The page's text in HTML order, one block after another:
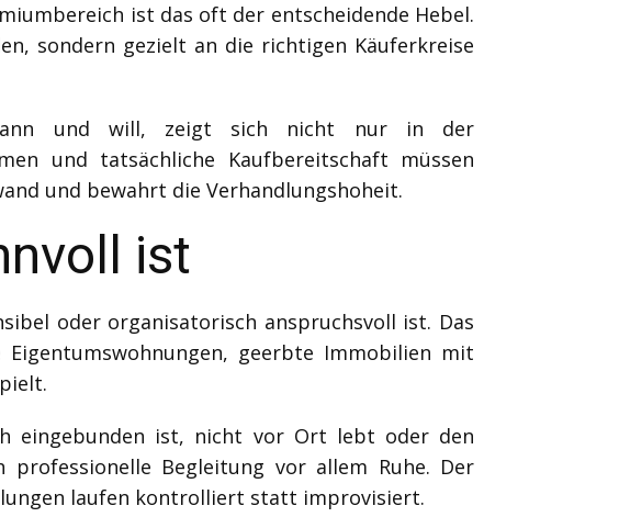
ist das oft der entscheidende Hebel.
sondern gezielt an die richtigen Käuferkreise
kann und will, zeigt sich nicht nur in der
und tatsächliche Kaufbereitschaft müssen
und bewahrt die Verhandlungshoheit.
ist
oder organisatorisch anspruchsvoll ist. Das
geerbte Immobilien mit
eingebunden ist, nicht vor Ort lebt oder den
Begleitung vor allem Ruhe. Der
laufen kontrolliert statt improvisiert.